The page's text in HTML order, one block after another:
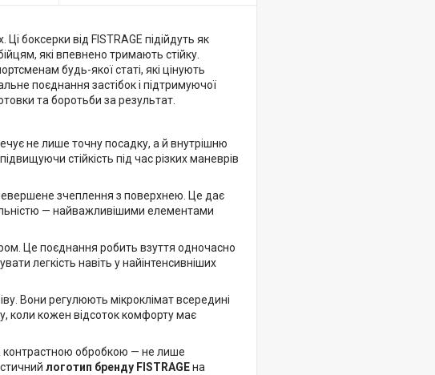
боксерки від FISTRAGE підійдуть як
які впевнено тримають стійку.
будь-якої статі, які цінують
поєднання застібок і підтримуючої
та боротьби за результат.
не лише точну посадку, а й внутрішню
стійкість під час різких маневрів
зчеплення з поверхнею. Це дає
— найважливішими елементами
Це поєднання робить взуття одночасно
легкість навіть у найінтенсивніших
Вони регулюють мікроклімат всередині
коли кожен відсоток комфорту має
обробкою — не лише
логотип бренду FISTRAGEна